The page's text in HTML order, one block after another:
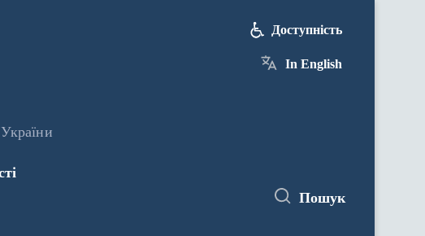
Доступність
In English
Пошук